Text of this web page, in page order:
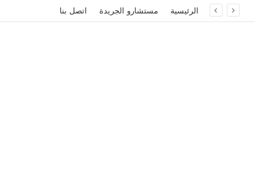
الرئيسية مستشارو الجريدة اتصل بنا